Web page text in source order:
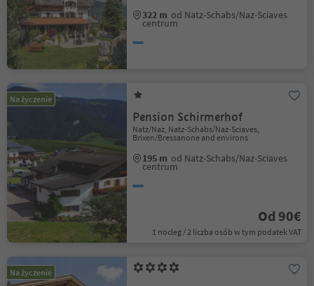
322 m od Natz-Schabs/Naz-Sciaves
centrum
Na życzenie
Pension Schirmerhof
Natz/Naz, Natz-Schabs/Naz-Sciaves,
Brixen/Bressanone and environs
195 m od Natz-Schabs/Naz-Sciaves
centrum
Od 90€
1 nocleg / 2 liczba osób w tym podatek VAT
Na życzenie